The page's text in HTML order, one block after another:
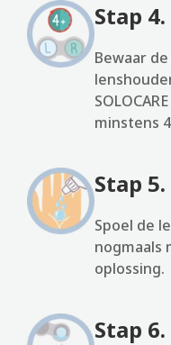
Stap
Bewaar
minstens
Stap
Spoel de
nogmaals
oplossing.
Stap